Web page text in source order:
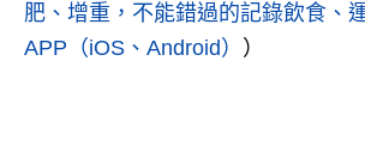
肥、增重，不能錯過的記錄飲食、
APP（iOS、Android） ）